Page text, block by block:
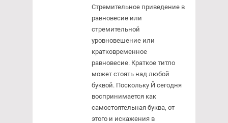
Стремительное приведение в
равновесие или
стремительной
уровновешение или
кратковременное
равновесие. Краткое титло
может стоять над любой
буквой. Поскольку Й сегодня
воспринимается как
самостоятельная буква, от
этого и искажения в